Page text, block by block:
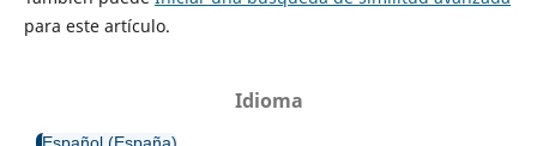
para este artículo.
Idioma
Español (España)